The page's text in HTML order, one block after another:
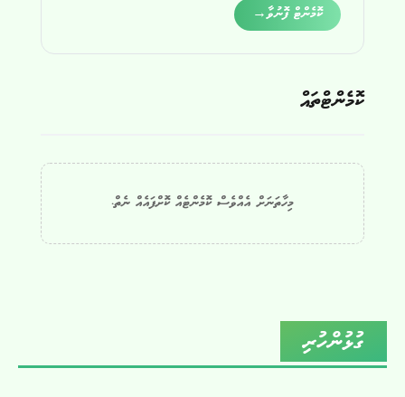
ކޮމެންޓް ފޮނުވާ→
ކޮމެންޓްތައް
މިހާތަނަށް އެއްވެސް ކޮމެންޓެއް ކޮށްފައެއް ނެތް.
ގުޅުންހުރި